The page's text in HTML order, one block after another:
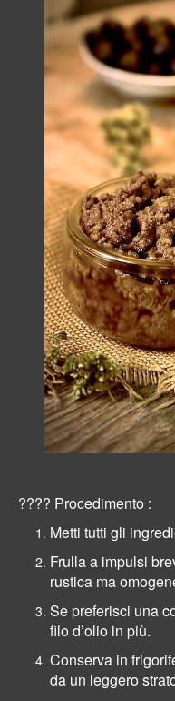
???? Procedimento :
Metti tutti gli
Frulla a impulsi
rustica ma
Se preferisci una
filo d’olio in più.
Conserva in
da un leggero